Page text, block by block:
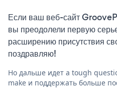
Если ваш веб-сайт
вы преодолели первую
расширению присутствия
поздравляю!
Но дальше идет a tough
make и поддержать больше